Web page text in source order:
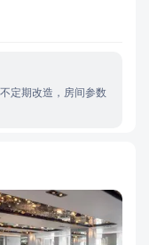
定期改造，房间参数